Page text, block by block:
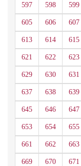
597 598 599
605 606 607
613 614 615
621 622 623
629 630 631
637 638 639
645 646 647
653 654 655
661 662 663
669 670 671